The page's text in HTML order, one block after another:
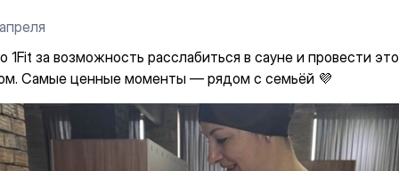
1Fit за возможность расслабиться в сауне и провести
Самые ценные моменты — рядом с семьёй 💜